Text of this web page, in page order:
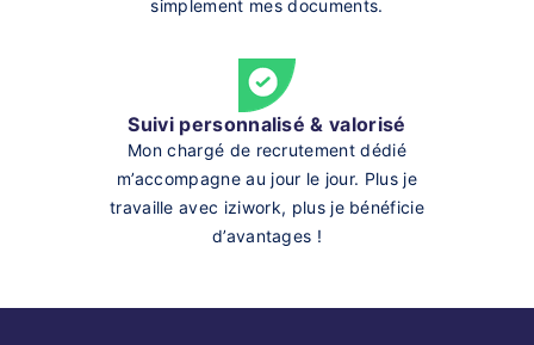
simplement mes documents.
Suivi personnalisé & valorisé
Mon chargé de recrutement dédié
m’accompagne au jour le jour. Plus je
travaille avec iziwork, plus je bénéficie
d’avantages !